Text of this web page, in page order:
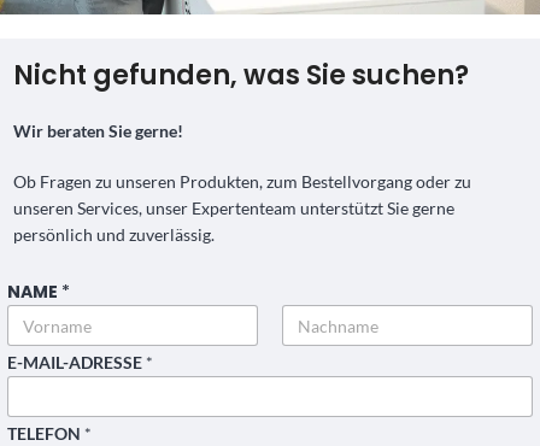
Nicht gefunden, was Sie suchen?
Wir beraten Sie gerne!
Ob Fragen zu unseren Produkten, zum Bestellvorgang oder zu
unseren Services, unser Expertenteam unterstützt Sie gerne
persönlich und zuverlässig.
NAME *
Vorname
E-MAIL-ADRESSE *
TELEFON *